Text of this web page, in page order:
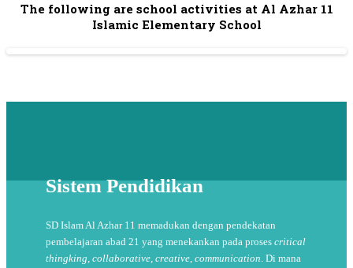
The following are school activities at Al Azhar 11
Islamic Elementary School
Sistem Pendidikan
SD Islam Al Azhar 11 memadukan dengan pendekatan
pembelajaran abad 21 yang menekankan pada proses critical
thingking, collaborative, creative, communication. Di mana